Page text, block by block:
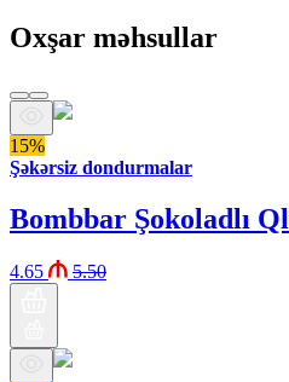
Oxşar məhsullar
15%
Şəkərsiz dondurmalar
Bombbar Şokoladlı
4.65 5.50